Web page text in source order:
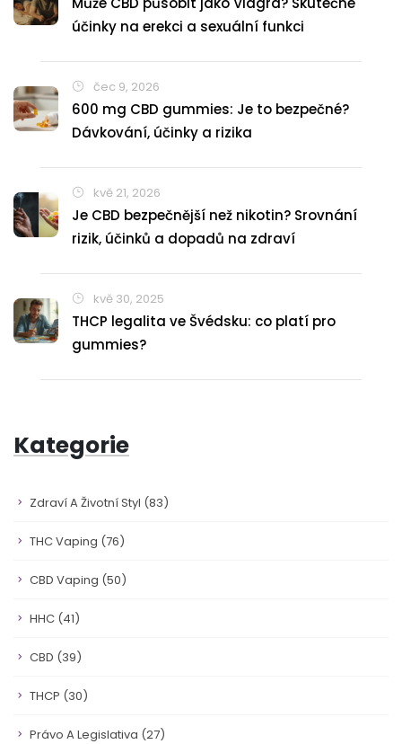
účinky na erekci a sexuální funkci
čec 9, 2026
600 mg CBD gummies: Je to bezpečné?
Dávkování, účinky a rizika
kvě 21, 2026
Je CBD bezpečnější než nikotin? Srovnání
rizik, účinků a dopadů na zdraví
kvě 30, 2025
THCP legalita ve Švédsku: co platí pro
gummies?
Kategorie
Zdraví A Životní Styl (83)
THC Vaping (76)
CBD Vaping (50)
HHC (41)
CBD (39)
THCP (30)
Právo A Legislativa (27)